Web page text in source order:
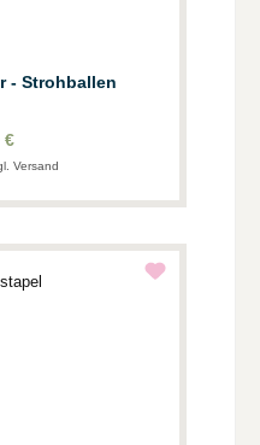
- Strohballen
€
Versand